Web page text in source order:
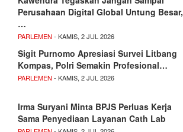
Perusahaan Digital Global Untung Besar,
…
PARLEMEN - KAMIS, 2 JUL 2026
Sigit Purnomo Apresiasi Survei Litbang
Kompas, Polri Semakin Profesional…
PARLEMEN - KAMIS, 2 JUL 2026
Irma Suryani Minta BPJS Perluas Kerja
Sama Penyediaan Layanan Cath Lab